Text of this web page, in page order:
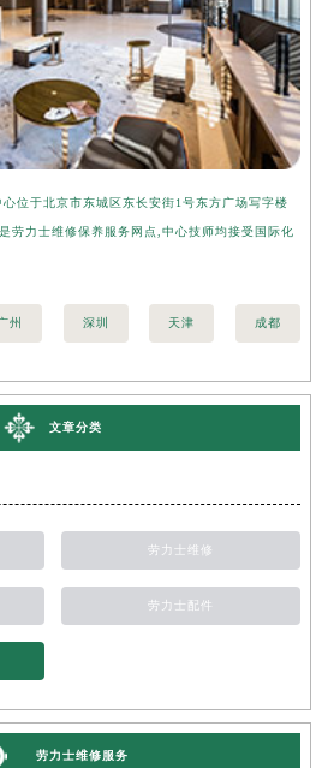
位于北京市东城区东长安街1号东方广场写字楼
劳力士维修保养服务网点,中心技师均接受国际化
州 深圳 天津 成都
文章分类
劳力士维修
劳力士配件
劳力士维修服务